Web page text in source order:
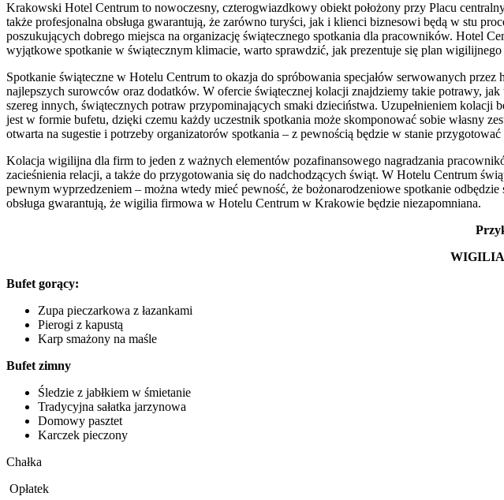
Krakowski Hotel Centrum to nowoczesny, czterogwiazdkowy obiekt położony przy Placu
także profesjonalna obsługa gwarantują, że zarówno turyści, jak i klienci biznesowi będą w stu
poszukujących dobrego miejsca na organizację świątecznego spotkania dla pracowników. Hotel
wyjątkowe spotkanie w świątecznym klimacie, warto sprawdzić, jak prezentuje się plan wigilijnego
Spotkanie świąteczne w Hotelu Centrum to okazja do spróbowania specjałów serwowanych
najlepszych surowców oraz dodatków. W ofercie świątecznej kolacji znajdziemy takie potrawy,
szereg innych, świątecznych potraw przypominających smaki dzieciństwa. Uzupełnieniem
jest w formie bufetu, dzięki czemu każdy uczestnik spotkania może skomponować sobie własny
otwarta na sugestie i potrzeby organizatorów spotkania – z pewnością będzie w stanie
Kolacja wigilijna dla firm to jeden z ważnych elementów pozafinansowego nagradzania
zacieśnienia relacji, a także do przygotowania się do nadchodzących świąt. W Hotelu Centrum
pewnym wyprzedzeniem – można wtedy mieć pewność, że bożonarodzeniowe spotkanie
obsługa gwarantują, że wigilia firmowa w Hotelu Centrum w Krakowie będzie niezapomniana.
WIGILIA
Bufet gorący:
Zupa pieczarkowa z łazankami
Pierogi z kapustą
Karp smażony na maśle
Bufet zimny
Śledzie z jabłkiem w śmietanie
Tradycyjna sałatka jarzynowa
Domowy pasztet
Karczek pieczony
Chałka
Opłatek